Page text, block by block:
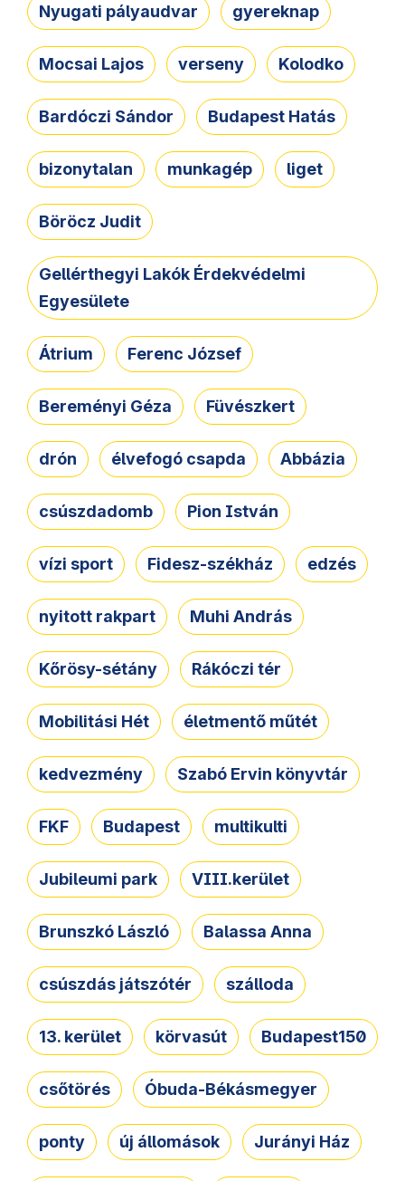
Nyugati pályaudvar gyereknap
Mocsai Lajos verseny Kolodko
Bardóczi Sándor Budapest Hatás
bizonytalan munkagép liget
Böröcz Judit
Gellérthegyi Lakók Érdekvédelmi
Egyesülete
Átrium Ferenc József
Bereményi Géza Füvészkert
drón élvefogó csapda Abbázia
csúszdadomb Pion István
vízi sport Fidesz-székház edzés
nyitott rakpart Muhi András
Kőrösy-sétány Rákóczi tér
Mobilitási Hét életmentő műtét
kedvezmény Szabó Ervin könyvtár
FKF Budapest multikulti
Jubileumi park VIII.kerület
Brunszkó László Balassa Anna
csúszdás játszótér szálloda
13. kerület körvasút Budapest150
csőtörés Óbuda-Békásmegyer
ponty új állomások Jurányi Ház